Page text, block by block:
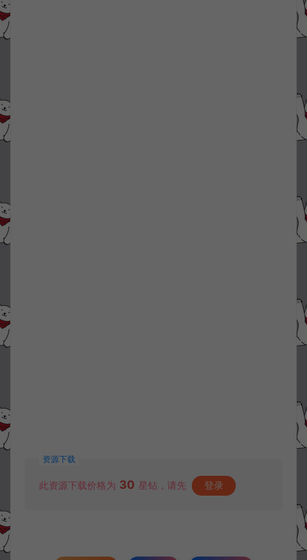
资源下载
此资源下载价格为 30 星钻，请先 登录